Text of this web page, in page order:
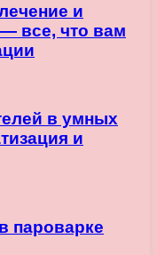
и
все, что вам
в умных
и
пароварке